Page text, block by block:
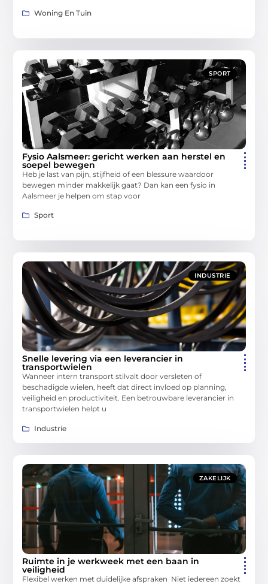
Woning En Tuin
SPORT
Fysio Aalsmeer: gericht werken aan herstel en
soepel bewegen
Heb je last van pijn, stijfheid of een blessure waardoor
bewegen minder makkelijk gaat? Dan kan een fysio in
Aalsmeer je helpen om stap voor
Sport
INDUSTRIE
Snelle levering via een leverancier in
transportwielen
Wanneer intern transport stilvalt door versleten of
beschadigde wielen, heeft dat direct invloed op planning,
veiligheid en productiviteit. Een betrouwbare leverancier in
transportwielen helpt u
Industrie
ZAKELIJK
Ruimte in je werkweek met een baan in
veiligheid
Flexibel werken met duidelijke afspraken Niet iedereen zoekt